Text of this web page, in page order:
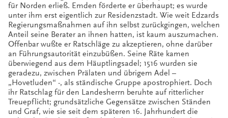
für Norden erließ. Emden förderte er überhaupt; es wurde
unter ihm erst eigentlich zur Residenzstadt. Wie weit Edzards
Regierungsmaßnahmen auf ihn selbst zurückgingen, welchen
Anteil seine Berater an ihnen hatten, ist kaum auszumachen.
Offenbar wußte er Ratschläge zu akzeptieren, ohne darüber
an Führungsautorität einzubüßen. Seine Räte kamen
überwiegend aus dem Häuptlingsadel; 1516 wurden sie
geradezu, zwischen Prälaten und übrigem Adel –
„Hovetluden“ -, als ständische Gruppe apostrophiert. Doch
ihr Ratschlag für den Landesherrn beruhte auf ritterlicher
Treuepflicht; grundsätzliche Gegensätze zwischen Ständen
und Graf, wie sie seit dem späteren 16. Jahrhundert die